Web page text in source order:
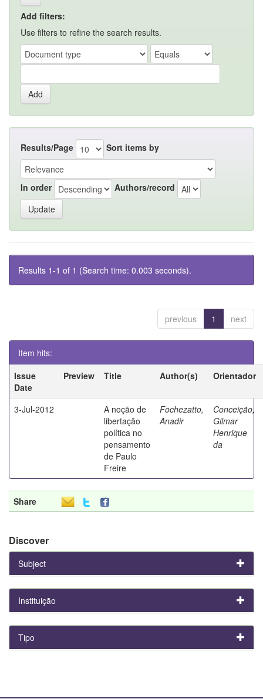
Add filters:
Use filters to refine the search results.
Results/Page Sort items by
In order Authors/record
Results 1-1 of 1 (Search time: 0.003 seconds).
previous 1 next
Item hits:
Issue
Date
Preview Title Author(s) Orientador
3-Jul-2012
A noção de
libertação
política no
pensamento
de Paulo
Freire
Fochezatto,
Anadir
Conceição,
Gilmar
Henrique
da
Share
Discover
Subject
Instituição
Tipo